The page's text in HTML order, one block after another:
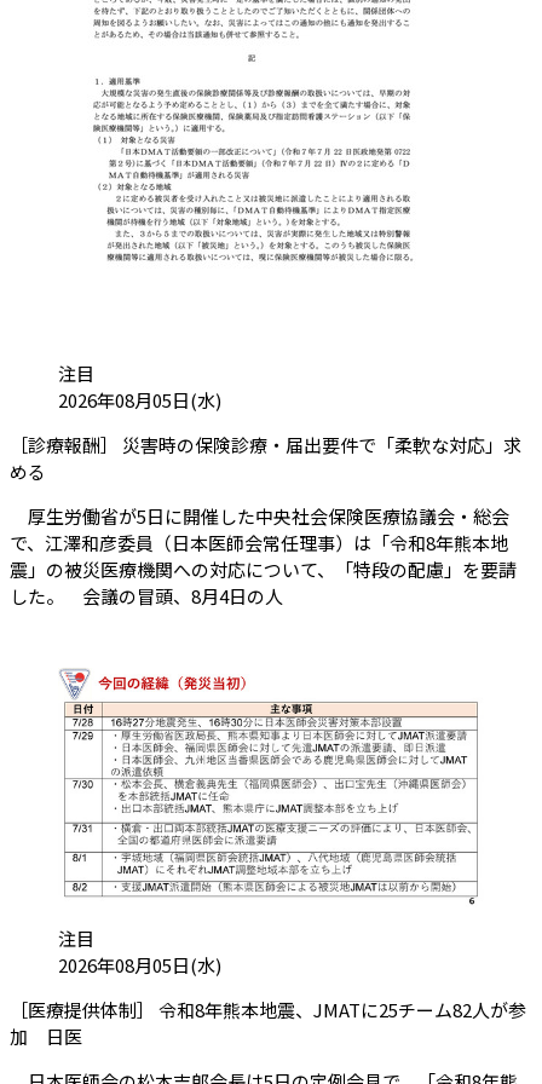
カテゴリ:
注目
投稿日:2026年08月05日(水)
［診療報酬］ 災害時の保険診療・届出要件で「柔軟な対応」求
める
厚生労働省が5日に開催した中央社会保険医療協議会・総会
で、江澤和彦委員（日本医師会常任理事）は「令和8年熊本地
震」の被災医療機関への対応について、「特段の配慮」を要請
した。 会議の冒頭、8月4日の人
カテゴリ:
注目
投稿日:2026年08月05日(水)
［医療提供体制］ 令和8年熊本地震、JMATに25チーム82人が参
加 日医